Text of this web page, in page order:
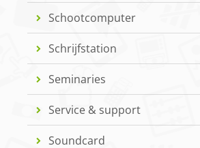
Schootcomputer
Schrijfstation
Seminaries
Service & support
Soundcard